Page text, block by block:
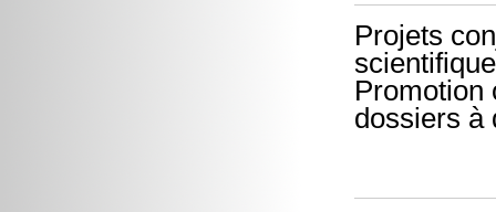
Projets
Promotion
dossiers à